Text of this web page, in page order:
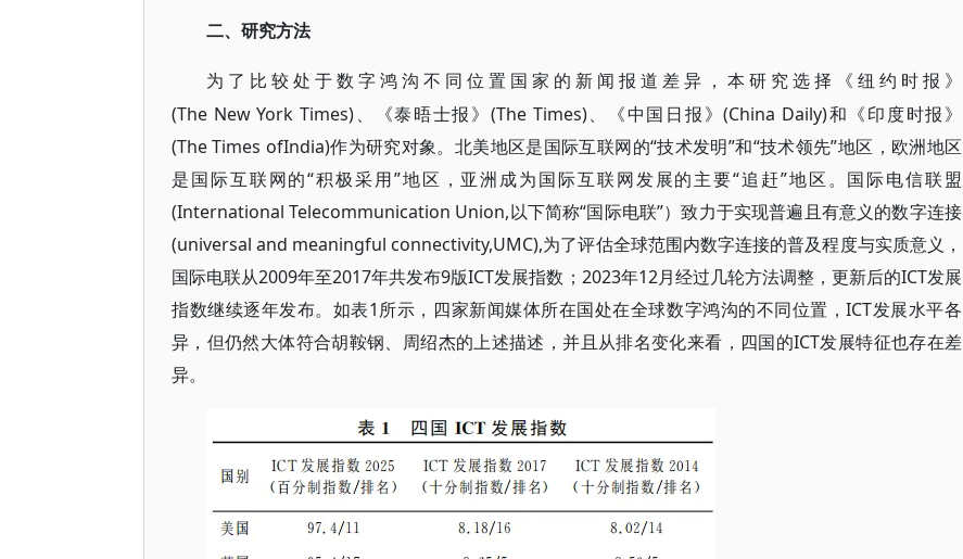
二、研究方法
为了比较处于数字鸿沟不同位置国家的新闻报道差异，本研究选择《纽约时报》
(The New York Times)、《泰晤士报》(The Times)、《中国日报》(China Daily)和《印度时报》
(The Times ofIndia)作为研究对象。北美地区是国际互联网的“技术发明”和“技术领先”地区，欧洲地区
是国际互联网的“积极采用”地区，亚洲成为国际互联网发展的主要“追赶”地区。国际电信联盟
(International Telecommunication Union,以下简称“国际电联”）致力于实现普遍且有意义的数字连接
(universal and meaningful connectivity,UMC),为了评估全球范围内数字连接的普及程度与实质意义，
国际电联从2009年至2017年共发布9版ICT发展指数；2023年12月经过几轮方法调整，更新后的ICT发展
指数继续逐年发布。如表1所示，四家新闻媒体所在国处在全球数字鸿沟的不同位置，ICT发展水平各
异，但仍然大体符合胡鞍钢、周绍杰的上述描述，并且从排名变化来看，四国的ICT发展特征也存在差
异。